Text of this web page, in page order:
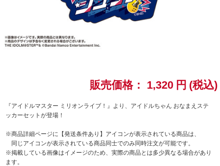
スサノオマジック
ラブライブ！シリーズ
ラブライブ！サンシャイン‼
販売価格： 1,320 円 (税込)
『アイドルマスター ミリオンライブ！』より、アイドルちゃん おなまえステ
ッカーセットが登場！
※商品詳細ページに【発送条件あり】アイコンが表示されている商品は、
同じアイコンが表示されている商品同士でのみ同時注文が可能です。
※掲載している画像はイメージのため、実際の商品とは多少異なる場合があり
ます。